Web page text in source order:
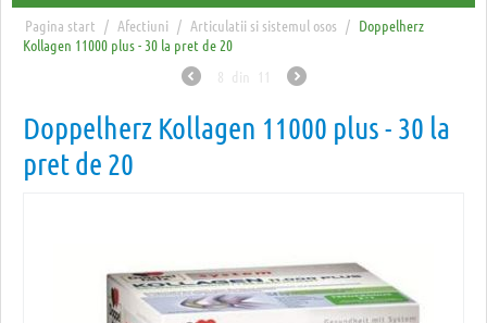
Pagina start / Afectiuni / Articulatii si sistemul osos / Doppelherz
Kollagen 11000 plus - 30 la pret de 20
8 din
Doppelherz Kollagen 11000 plus - 30 la
pret de 20